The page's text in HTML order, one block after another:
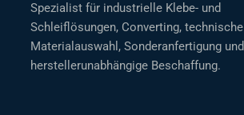
Spezialist für industrielle Klebe- und
Schleiflösungen, Converting, technische
Materialauswahl, Sonderanfertigung und
herstellerunabhängige Beschaffung.